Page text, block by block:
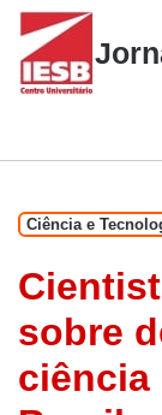
Skip
content
Ciência e
sobre
ciência